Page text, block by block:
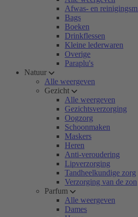
Afwas- en
Bags
Boeken
Drinkflessen
Kleine lederwaren
Overige
Paraplu's
Natuur
Alle weergeven
Gezicht
Alle weergeven
Gezichtsverzorging
Oogzorg
Schoonmaken
Maskers
Heren
Anti-veroudering
Lipverzorging
Tandheelkundige zorg
Verzorging van de zon
Parfum
Alle weergeven
Dames